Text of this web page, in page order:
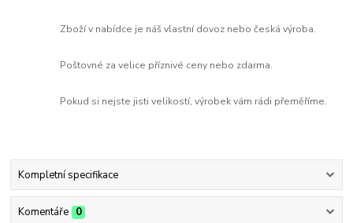
Zboží v nabídce je náš vlastní dovoz nebo česká výroba.
Poštovné za velice příznivé ceny nebo zdarma.
Pokud si nejste jisti velikostí, výrobek vám rádi přeměříme.
Kompletní specifikace
Komentáře 0